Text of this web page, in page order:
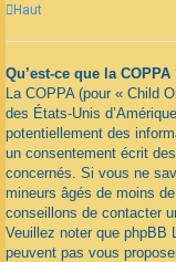
Haut
Qu’est-ce que la COPPA
La COPPA (pour « Child
des États-Unis
potentiellement des
un consentement écrit
concernés. Si vous ne
mineurs âgés de moins
conseillons de contacter
Veuillez noter que phpBB
peuvent pas vous